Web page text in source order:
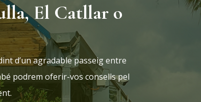
El Catllar o
d’un agradable passeig entre
podrem oferir-vos consells pel